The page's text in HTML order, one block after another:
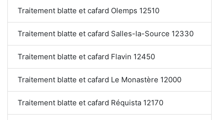
Traitement blatte et cafard Olemps 12510
Traitement blatte et cafard Salles-la-Source 12330
Traitement blatte et cafard Flavin 12450
Traitement blatte et cafard Le Monastère 12000
Traitement blatte et cafard Réquista 12170